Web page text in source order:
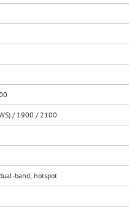
/ 1900 / 2100
band, hotspot